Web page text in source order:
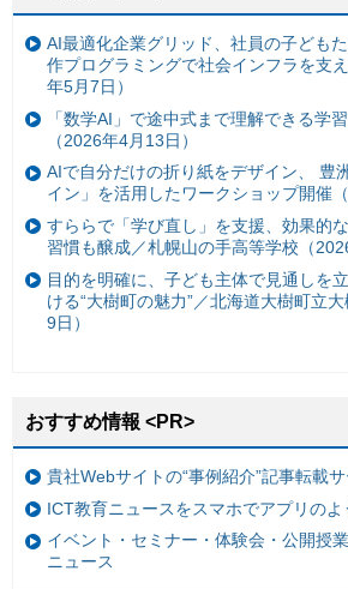
AI最適化企業グリッド、社員の子ども
作プログラミングで社会インフラを支
年5月7日）
「数学AI」で途中式まで理解できる学
（2026年4月13日）
AIで自分だけの折り紙をデザイン、 豊
イン」を活用したワークショップ開催
すららで「学び直し」を支援、効果的
習慣も醸成／札幌山の手高等学校（
目的を明確に、子ども主体で見通しを
ける“大樹町の魅力”／北海道大樹町立
9日）
おすすめ情報 <PR>
貴社Webサイトの“事例紹介”記事転載
ICT教育ニュースをスマホでアプリの
イベント・セミナー・体験会・公開授
ニュース